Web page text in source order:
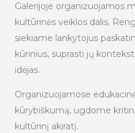
Galerijoje organizuojamos
kultūrinės veiklos dalis.
siekiame lankytojus
kūrinius, suprasti jų
idėjas.
Organizuojamose
kūrybiškumą, ugdome
kultūrinį akiratį.